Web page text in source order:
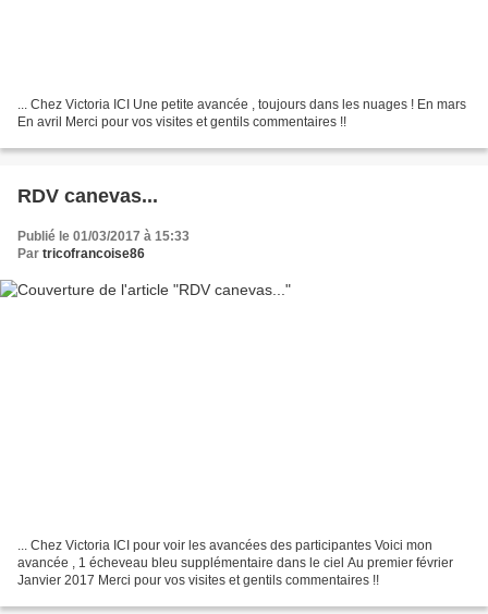
... Chez Victoria ICI Une petite avancée , toujours dans les nuages ! En mars
En avril Merci pour vos visites et gentils commentaires !!
RDV canevas...
Publié le 01/03/2017 à 15:33
Par tricofrancoise86
... Chez Victoria ICI pour voir les avancées des participantes Voici mon
avancée , 1 écheveau bleu supplémentaire dans le ciel Au premier février
Janvier 2017 Merci pour vos visites et gentils commentaires !!